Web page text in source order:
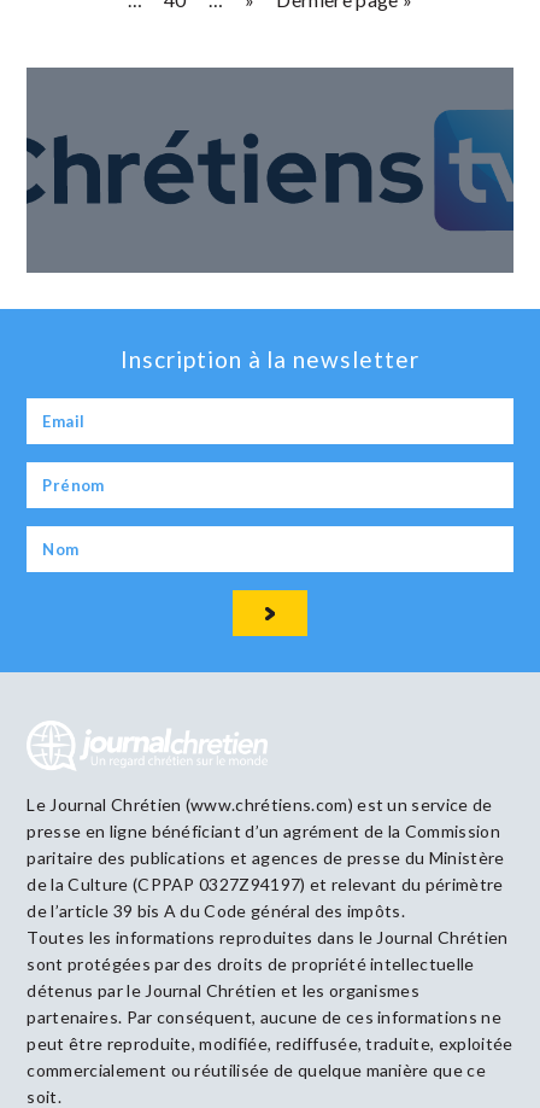
Inscription à la newsletter
Le Journal Chrétien (www.chrétiens.com) est un service de
presse en ligne bénéficiant d’un agrément de la Commission
paritaire des publications et agences de presse du Ministère
de la Culture (CPPAP 0327Z94197) et relevant du périmètre
de l’article 39 bis A du Code général des impôts.
Toutes les informations reproduites dans le Journal Chrétien
sont protégées par des droits de propriété intellectuelle
détenus par le Journal Chrétien et les organismes
partenaires. Par conséquent, aucune de ces informations ne
peut être reproduite, modifiée, rediffusée, traduite, exploitée
commercialement ou réutilisée de quelque manière que ce
soit.